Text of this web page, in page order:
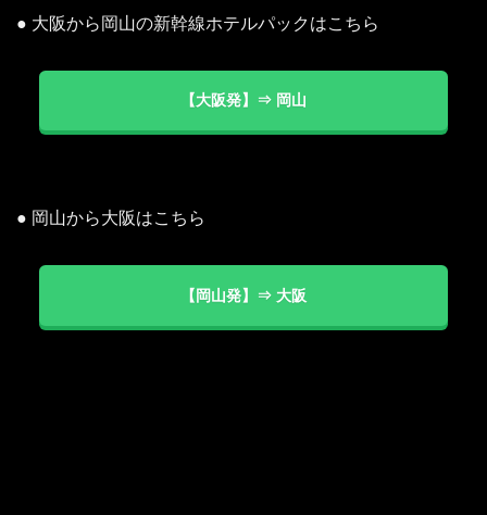
● 大阪から岡山の新幹線ホテルパックはこちら
【大阪発】⇒ 岡山
● 岡山から大阪はこちら
【岡山発】⇒ 大阪